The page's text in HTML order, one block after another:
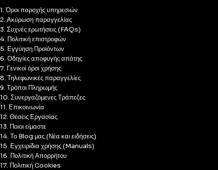
1. Όροι παροχής υπηρεσιών
2. Ακύρωση παραγγελίας
3. Συχνές ερωτήσεις (FAQs)
4. Πολιτική επιστροφών
5. Εγγύηση Προϊόντων
6. Οδηγίες αποφυγής απάτης
7. Γενικοί όροι χρήσης
8. Τηλεφωνικές παραγγελίες
9. Τρόποι Πληρωμής
10. Συνεργαζόμενες Τράπεζες
11. Επικοινωνία
12. Θέσεις Εργασίας
13. Ποιοι είμαστε
14. Το Blog μας (Νέα και ειδήσεις)
15. Εγχειρίδια χρήσης (Manuals)
16. Πολιτική Απορρήτου
17. Πολιτική Cookies